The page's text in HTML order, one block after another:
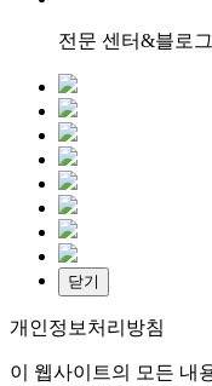
전문 센터&블로그
닫기
개인정보처리방침
이 웹사이트의 모든 내